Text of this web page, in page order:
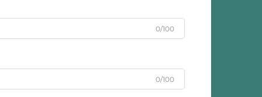
0/100
0/100